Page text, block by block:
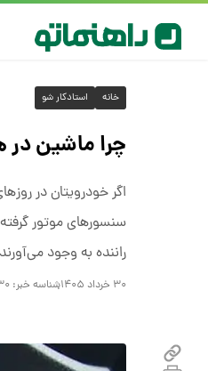
خانه استادکار شو
چرا ماشین
اگر خودرویتان در
سنسورهای موتور
راننده به وجود
۳۰ خرداد ۱۴۰۵ شناسه خبر: